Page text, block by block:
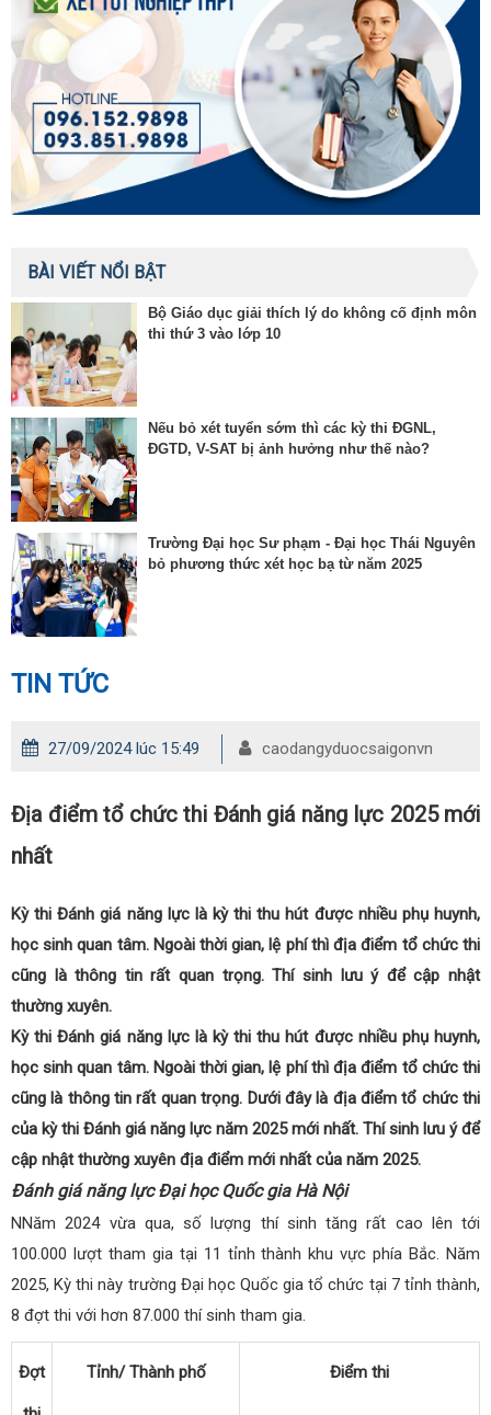
BÀI VIẾT NỔI BẬT
Bộ Giáo dục giải thích lý do không cố định môn
thi thứ 3 vào lớp 10
Nếu bỏ xét tuyển sớm thì các kỳ thi ĐGNL,
ĐGTD, V-SAT bị ảnh hưởng như thế nào?
Trường Đại học Sư phạm - Đại học Thái Nguyên
bỏ phương thức xét học bạ từ năm 2025
TIN TỨC
27/09/2024 lúc 15:49 caodangyduocsaigonvn
Địa điểm tổ chức thi Đánh giá năng lực 2025 mới
nhất
Kỳ thi Đánh giá năng lực là kỳ thi thu hút được nhiều phụ huynh,
học sinh quan tâm. Ngoài thời gian, lệ phí thì địa điểm tổ chức thi
cũng là thông tin rất quan trọng. Thí sinh lưu ý để cập nhật
thường xuyên.
Kỳ thi Đánh giá năng lực là kỳ thi thu hút được nhiều phụ huynh,
học sinh quan tâm. Ngoài thời gian, lệ phí thì địa điểm tổ chức thi
cũng là thông tin rất quan trọng. Dưới đây là địa điểm tổ chức thi
của kỳ thi Đánh giá năng lực năm 2025 mới nhất. Thí sinh lưu ý để
cập nhật thường xuyên địa điểm mới nhất của năm 2025.
Đánh giá năng lực Đại học Quốc gia Hà Nội
NNăm 2024 vừa qua, số lượng thí sinh tăng rất cao lên tới
100.000 lượt tham gia tại 11 tỉnh thành khu vực phía Bắc. Năm
2025, Kỳ thi này trường Đại học Quốc gia tổ chức tại 7 tỉnh thành,
8 đợt thi với hơn 87.000 thí sinh tham gia.
Đợt Tỉnh/ Thành phố Điểm thi